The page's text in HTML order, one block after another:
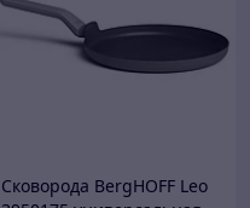
Сковорода BergHOFF Leo